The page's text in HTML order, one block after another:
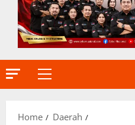
Primary
Home
Daerah